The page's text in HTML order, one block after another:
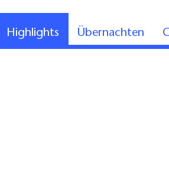
es geprüfte Detailinformationen zur
Sollten Sie einen anderen
Vorbereitung anschauen möchten:
Stich, Stadthafen Zehdenick
Highlights Übernachten